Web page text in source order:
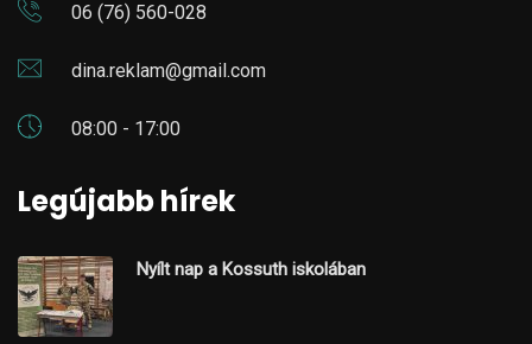
06 (76) 560-028
dina.reklam@gmail.com
08:00 - 17:00
Legújabb hírek
Nyílt nap a Kossuth iskolában